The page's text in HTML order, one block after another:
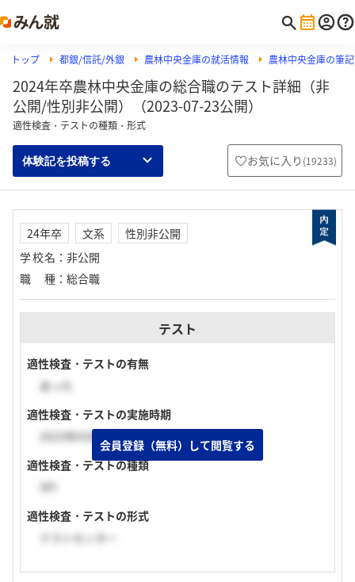
トップ 都銀/信託/外銀 農林中央金庫の就活情報 農林中央金庫の筆
2024年卒農林中央金庫の総合職のテスト詳細（非
公開/性別非公開）（2023-07-23公開）
適性検査・テストの種類・形式
体験記を投稿する お気に入り (19233)
24年卒 文系
性別非公開
学校名 ： 非公開
職種 ： 総合職
テスト
適性検査・テストの有無
あった
適性検査・テストの実施時期
2023年03月上旬
適性検査・テストの種類
SPI
適性検査・テストの形式
テストセンター
会員登録（無料）して閲覧する